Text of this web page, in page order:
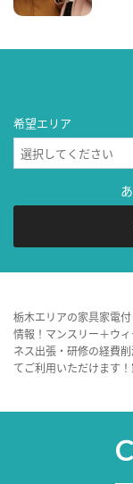
希望エリア
栃木エリアの家具家電
情報！マンスリー＋ウ
ネス出張・研修の経費
てご利用いただけます